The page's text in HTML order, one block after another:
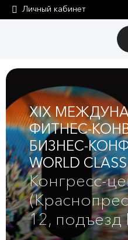
Личный кабинет
XIX
ФИТНЕС-
БИЗНЕС-
WORLD CLASS
Конгресс-
12,